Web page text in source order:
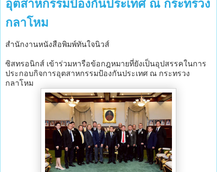
อุตสาหกรรมป้องกันประเทศ ณ กระทรวง
กลาโหม
สำนักงานหนังสือพิมพ์ทันใจนิวส์
ซิสทรอนิกส์ เข้าร่วมหารือข้อกฎหมายที่ยังเป็นอุปสรรคในการ
ประกอบกิจการอุตสาหกรรมป้องกันประเทศ ณ กระทรวง
กลาโหม